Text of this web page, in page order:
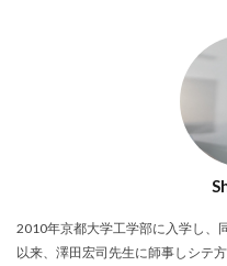
2010年京都大学工学部に入学し、
以来、澤田宏司先生に師事しシテ